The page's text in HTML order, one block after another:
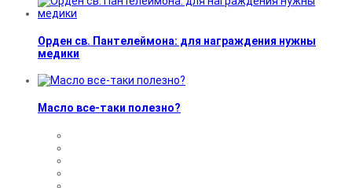
Орден св. Пантелеймона: для награждения нужны
медики
Масло все-таки полезно?